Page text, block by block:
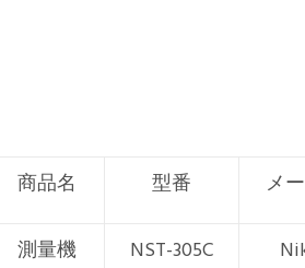
商品名 型番 メ
測量機 NST-305C